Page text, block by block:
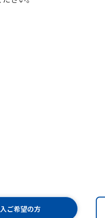
ご希望の方